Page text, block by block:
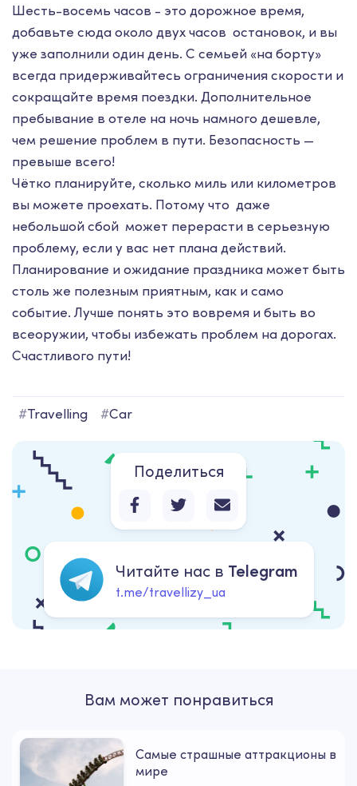
Шесть-восемь часов - это дорожное время,
добавьте сюда около двух часов остановок, и вы
уже заполнили один день. С семьей «на борту»
всегда придерживайтесь ограничения скорости и
сокращайте время поездки. Дополнительное
пребывание в отеле на ночь намного дешевле,
чем решение проблем в пути. Безопасность —
превыше всего!
Чётко планируйте, сколько миль или километров
вы можете проехать. Потому что даже
небольшой сбой может перерасти в серьезную
проблему, если у вас нет плана действий.
Планирование и ожидание праздника может быть
столь же полезным приятным, как и само
событие. Лучше понять это вовремя и быть во
всеоружии, чтобы избежать проблем на дорогах.
Счастливого пути!
#Travelling #Car
Поделиться
Читайте нас в Telegram
t.me/travellizy_ua
Вам может понравиться
Самые страшные аттракционы в
мире